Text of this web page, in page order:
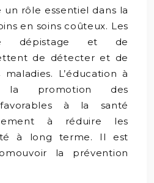
rôle essentiel dans la
en soins coûteux. Les
dépistage et de
de détecter et de
L’éducation à
promotion des
à la santé
à réduire les
à long terme. Il est
la prévention